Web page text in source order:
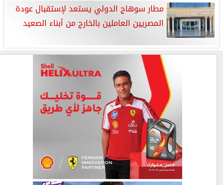
مطار سوهاج الدولي يستعد لإستقبال عودة
المصريين العاملين بالخارج من أبناء الصعيد